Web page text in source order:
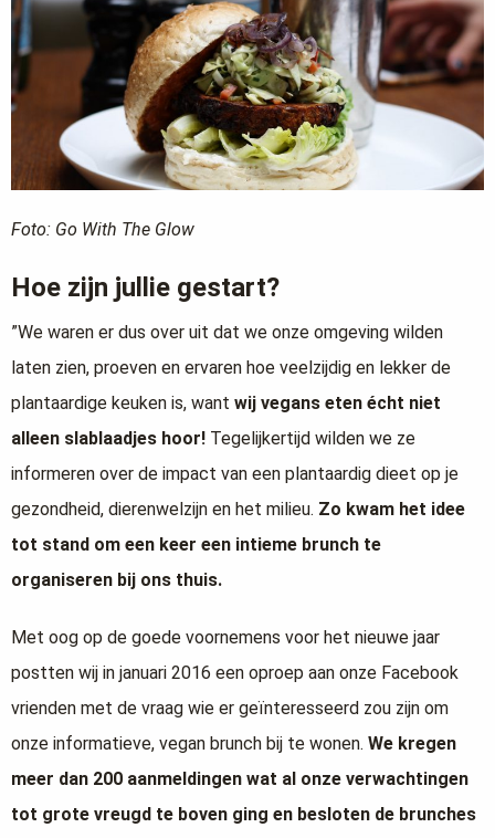
Foto: Go With The Glow
Hoe zijn jullie gestart?
”We waren er dus over uit dat we onze omgeving wilden
laten zien, proeven en ervaren hoe veelzijdig en lekker de
plantaardige keuken is, want wij vegans eten écht niet
alleen slablaadjes hoor! Tegelijkertijd wilden we ze
informeren over de impact van een plantaardig dieet op je
gezondheid, dierenwelzijn en het milieu. Zo kwam het idee
tot stand om een keer een intieme brunch te
organiseren bij ons thuis.
Met oog op de goede voornemens voor het nieuwe jaar
postten wij in januari 2016 een oproep aan onze Facebook
vrienden met de vraag wie er geïnteresseerd zou zijn om
onze informatieve, vegan brunch bij te wonen. We kregen
meer dan 200 aanmeldingen wat al onze verwachtingen
tot grote vreugd te boven ging en besloten de brunches